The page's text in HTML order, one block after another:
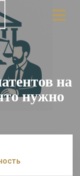
на
нужно